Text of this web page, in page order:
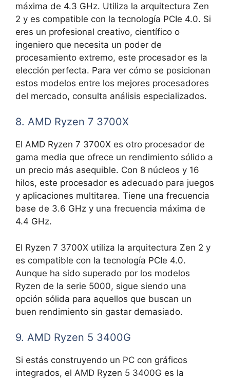
máxima de 4.3 GHz. Utiliza la arquitectura Zen
2 y es compatible con la tecnología PCIe 4.0. Si
eres un profesional creativo, científico o
ingeniero que necesita un poder de
procesamiento extremo, este procesador es la
elección perfecta. Para ver cómo se posicionan
estos modelos entre los mejores procesadores
del mercado, consulta análisis especializados.
8. AMD Ryzen 7 3700X
El AMD Ryzen 7 3700X es otro procesador de
gama media que ofrece un rendimiento sólido a
un precio más asequible. Con 8 núcleos y 16
hilos, este procesador es adecuado para juegos
y aplicaciones multitarea. Tiene una frecuencia
base de 3.6 GHz y una frecuencia máxima de
4.4 GHz.
El Ryzen 7 3700X utiliza la arquitectura Zen 2 y
es compatible con la tecnología PCIe 4.0.
Aunque ha sido superado por los modelos
Ryzen de la serie 5000, sigue siendo una
opción sólida para aquellos que buscan un
buen rendimiento sin gastar demasiado.
9. AMD Ryzen 5 3400G
Si estás construyendo un PC con gráficos
integrados, el AMD Ryzen 5 3400G es la